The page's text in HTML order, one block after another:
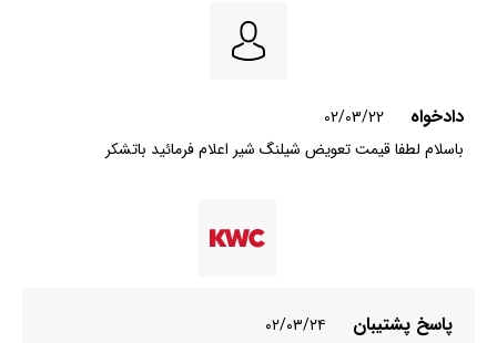
دادخواه
02/03/22
باسلام لطفا قیمت تعویض شیلنگ شیر اعلام فرمائید باتشکر
پاسخ پشتیبان
۰۲/۰۳/۲۴